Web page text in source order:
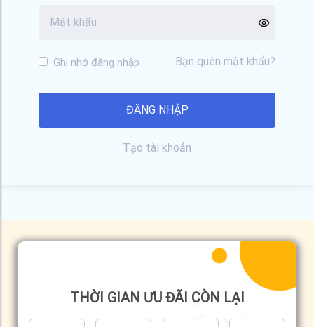
Ghi nhớ đăng nhập Bạn quên mật khẩu?
Tạo tài khoản
THỜI GIAN ƯU ĐÃI CÒN LẠI